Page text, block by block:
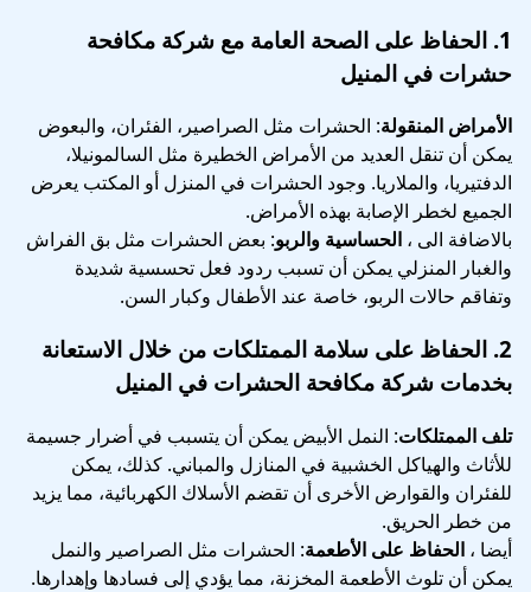
1. الحفاظ على الصحة العامة مع شركة مكافحة
حشرات في المنيل
الأمراض المنقولة: الحشرات مثل الصراصير، الفئران، والبعوض
يمكن أن تنقل العديد من الأمراض الخطيرة مثل السالمونيلا،
الدفتيريا، والملاريا. وجود الحشرات في المنزل أو المكتب يعرض
الجميع لخطر الإصابة بهذه الأمراض.
بالاضافة الى ، الحساسية والربو: بعض الحشرات مثل بق الفراش
والغبار المنزلي يمكن أن تسبب ردود فعل تحسسية شديدة
وتفاقم حالات الربو، خاصة عند الأطفال وكبار السن.
2. الحفاظ على سلامة الممتلكات من خلال الاستعانة
بخدمات شركة مكافحة الحشرات في المنيل
تلف الممتلكات: النمل الأبيض يمكن أن يتسبب في أضرار جسيمة
للأثاث والهياكل الخشبية في المنازل والمباني. كذلك، يمكن
للفئران والقوارض الأخرى أن تقضم الأسلاك الكهربائية، مما يزيد
من خطر الحريق.
أيضا ، الحفاظ على الأطعمة: الحشرات مثل الصراصير والنمل
يمكن أن تلوث الأطعمة المخزنة، مما يؤدي إلى فسادها وإهدارها.